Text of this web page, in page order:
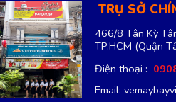
TRỤ SỞ
466/8 Tân Kỳ
TP.HCM (Quận
Điện thoại :
Email: